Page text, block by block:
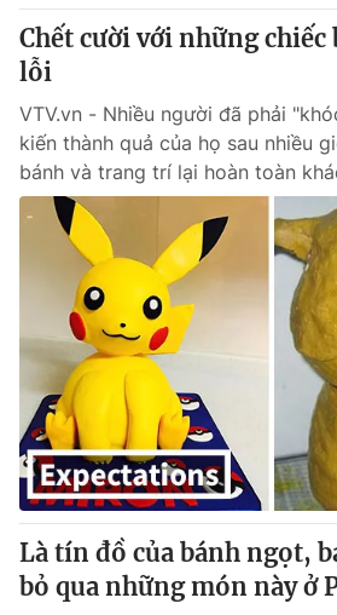
Chết cười với những chiếc
lỗi
VTV.vn - Nhiều người đã phải
kiến thành quả của họ sau nhiều
bánh và trang trí lại hoàn toàn
Là tín đồ của bánh ngọt,
bỏ qua những món này ở